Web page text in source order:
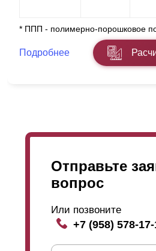
* ППП - полимерно-порошковое
Подробнее
Отправьте
вопрос
Или позвоните
+7 (958) 578-